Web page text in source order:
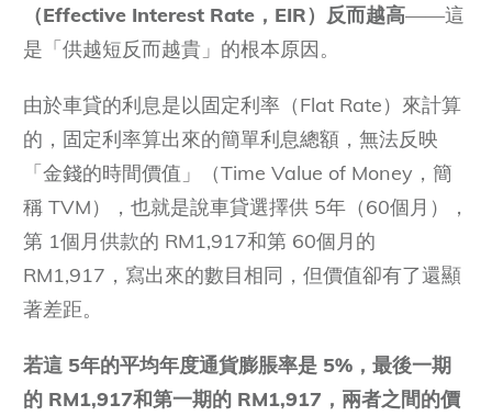
（Effective Interest Rate，EIR）反而越高——這
是「供越短反而越貴」的根本原因。
由於車貸的利息是以固定利率（Flat Rate）來計算
的，固定利率算出來的簡單利息總額，無法反映
「金錢的時間價值」（Time Value of Money，簡
稱 TVM），也就是說車貸選擇供 5年（60個月），
第 1個月供款的 RM1,917和第 60個月的
RM1,917，寫出來的數目相同，但價值卻有了還顯
著差距。
若這 5年的平均年度通貨膨脹率是 5%，最後一期
的 RM1,917和第一期的 RM1,917，兩者之間的價